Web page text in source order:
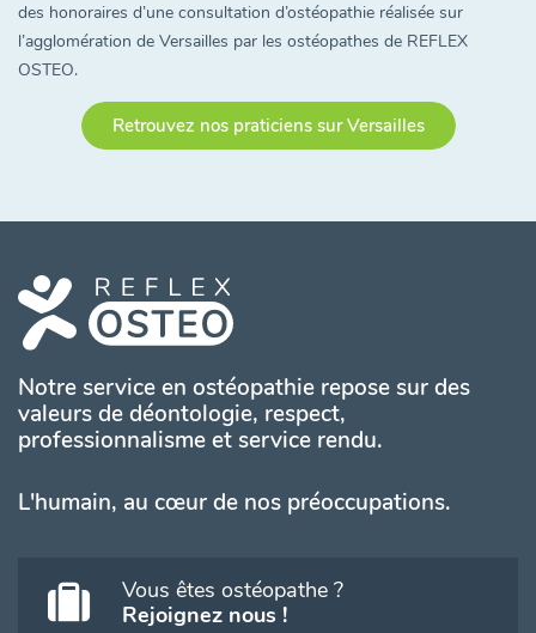
des honoraires d’une consultation d’ostéopathie réalisée sur
l’agglomération de Versailles par les ostéopathes de REFLEX
OSTEO.
Retrouvez nos praticiens sur Versailles
Notre service en ostéopathie repose sur des
valeurs de déontologie, respect,
professionnalisme et service rendu.
L'humain, au cœur de nos préoccupations.
Vous êtes ostéopathe ?
Rejoignez nous !